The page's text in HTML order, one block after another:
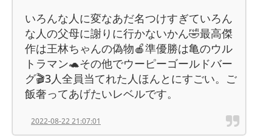
いろんな人に変なあだ名つけすぎていろん
な人の父母に謝りに行かないかん🤣最高傑
作は王林ちゃんの偽物🍎準優勝は亀のウル
トラマン🐢その他でウーピーゴールドバー
グ🎬3人全員当てれた人ほんとにすごい。ご
飯奢ってあげたいレベルです。
2022-08-22 21:07:01